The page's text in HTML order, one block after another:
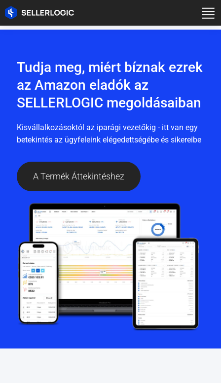
Tudja meg, miért bíznak ezrek
az Amazon eladók az
SELLERLOGIC megoldásaiban
Kisvállalkozásoktól az iparági vezetőkig - itt van egy
betekintés az ügyfeleink elégedettségébe és sikereibe
A Termék Áttekintéshez